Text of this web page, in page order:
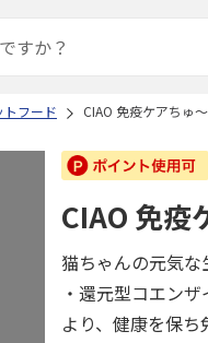
トフード CIAO 免疫ケアちゅ
CIAO 免
猫ちゃんの元気な
・還元型コエン
より、健康を保ち